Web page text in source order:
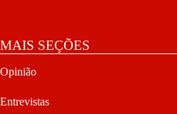
MAIS SEÇÕES
Opinião
Entrevistas